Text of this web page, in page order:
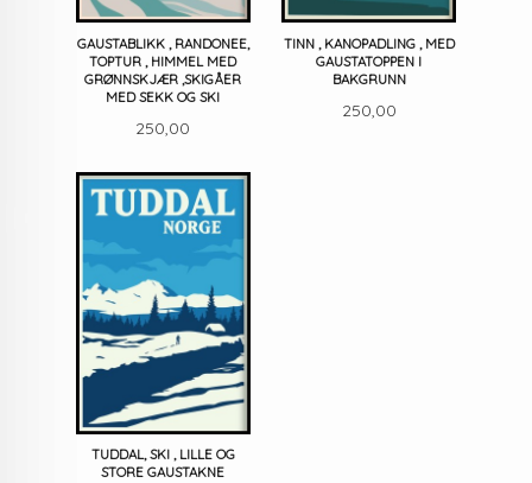
GAUSTABLIKK , RANDONEE,
TOPTUR , HIMMEL MED
GRØNNSKJÆR ,SKIGÅER
MED SEKK OG SKI
Pris
250,00
TINN , KANOPADLING , MED
GAUSTATOPPEN I
BAKGRUNN
Pris
250,00
TUDDAL, SKI , LILLE OG
STORE GAUSTAKNE